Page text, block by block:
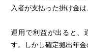
入者が支払った掛け金
運用で利益が出ると、
す。しかし確定拠出年金